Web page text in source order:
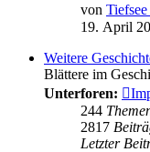
von
19. April
Weitere
Blättere im
Unterforen:
244
2817
Letzter